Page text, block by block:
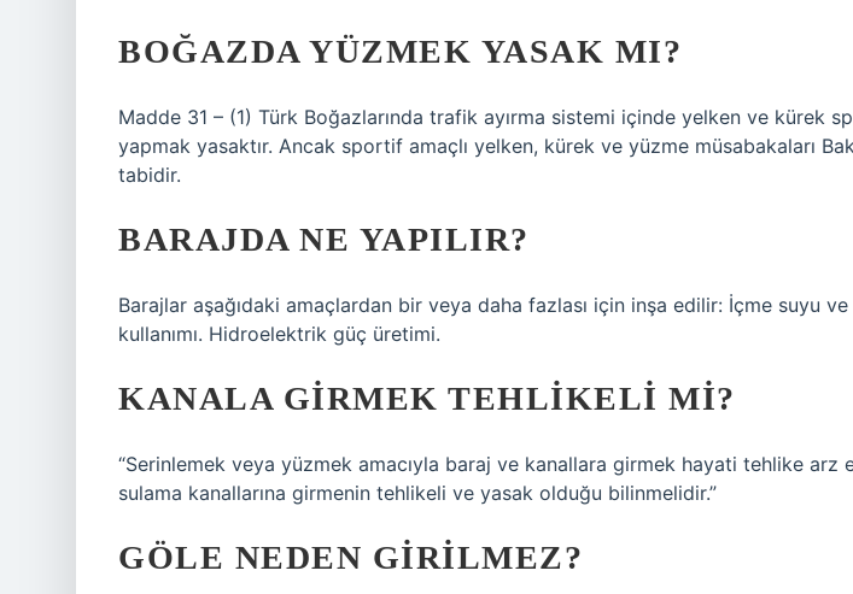
BOĞAZDA YÜZMEK YASAK MI?
Madde 31 – (1) Türk Boğazlarında trafik ayırma sistemi içinde yelken ve kürek
yapmak yasaktır. Ancak sportif amaçlı yelken, kürek ve yüzme müsabakaları
tabidir.
BARAJDA NE YAPILIR?
Barajlar aşağıdaki amaçlardan bir veya daha fazlası için inşa edilir: İçme suyu
kullanımı. Hidroelektrik güç üretimi.
KANALA GIRMEK TEHLIKELI MI?
“Serinlemek veya yüzmek amacıyla baraj ve kanallara girmek hayati tehlike arz
sulama kanallarına girmenin tehlikeli ve yasak olduğu bilinmelidir.”
GÖLE NEDEN GIRILMEZ?